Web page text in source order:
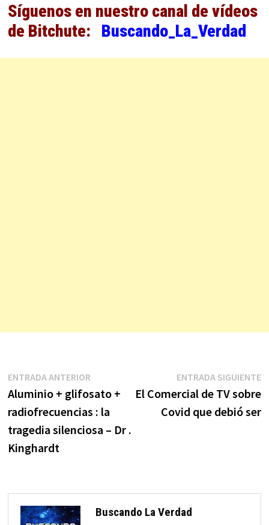
Síguenos en nuestro canal de vídeos
de Bitchute: Buscando_La_Verdad
Navegación
de
entradas
ENTRADA ANTERIOREntrada
anterior:
Aluminio + glifosato +
radiofrecuencias : la
tragedia silenciosa – Dr .
Kinghardt
ENTRADA SIGUIENTE
El Comercial de TV sobre
Covid que debió ser
Buscando La Verdad